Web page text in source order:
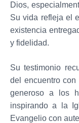
Dios,
Su vida refleja el
existencia
y fidelidad.
Su testimonio
del encuentro
generoso a los
inspirando a la
Evangelio con